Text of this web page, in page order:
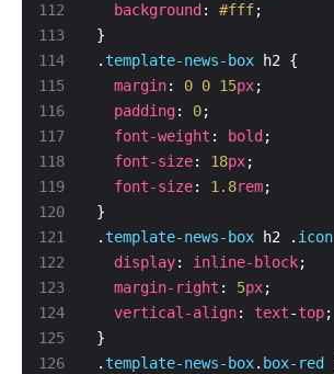
113
114
115
116
117
118
119
120
121
123
124
125
126
background : #fff
.template-news-box
margin: 0 0 15px
padding: 0
font-weight : bold
font-size: 18px
font-size: 1.8rem
.template-news-box h2 . icon
display: inline-block
margin-right : 5px
vertical-align: text-top
.template-news-box. box-red